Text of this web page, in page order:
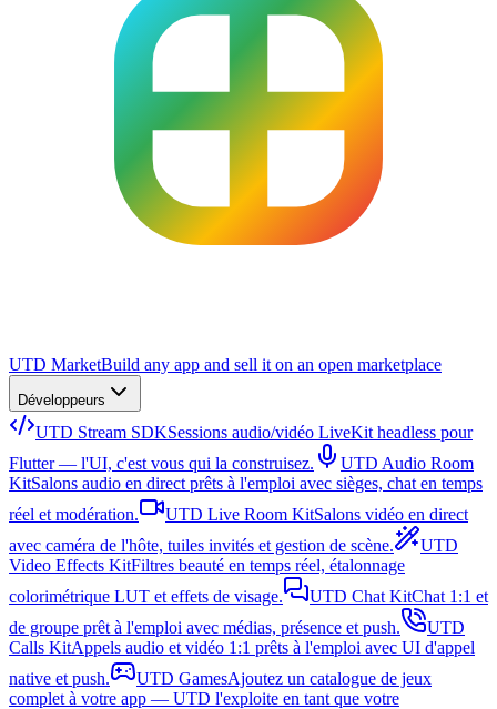
UTD MarketBuild any app and sell it on an open marketplace
Développeurs
UTD Stream SDKSessions audio/vidéo LiveKit headless pour
Flutter — l'UI, c'est vous qui la construisez.
UTD Audio Room
KitSalons audio en direct prêts à l'emploi avec sièges, chat en temps
réel et modération.
UTD Live Room KitSalons vidéo en direct
avec caméra de l'hôte, tuiles invités et gestion de scène.
UTD
Video Effects KitFiltres beauté en temps réel, étalonnage
colorimétrique LUT et effets de visage.
UTD Chat KitChat 1:1 et
de groupe prêt à l'emploi avec médias, présence et push.
UTD
Calls KitAppels audio et vidéo 1:1 prêts à l'emploi avec UI d'appel
native et push.
UTD GamesAjoutez un catalogue de jeux
complet à votre app — UTD l'exploite en tant que votre